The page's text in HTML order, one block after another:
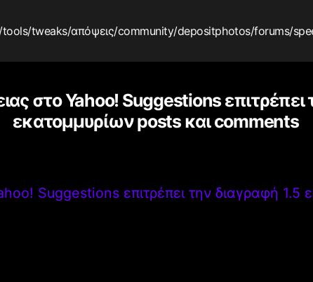
/tweaks/απόψεις/community/depositphotos/forums/
στο Yahoo! Suggestions επιτρέπει
εκατομμυρίων posts και comments
Suggestions επιτρέπει την διαγραφή